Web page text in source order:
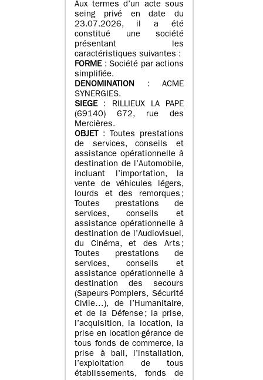
Aux termes d’un acte sous
seing privé en date du
23.07.2026, il a été
constitué une société
présentant les
caractéristiques suivantes :
FORME: Société par actions
simplifiée.
DENOMINATION : ACME
SYNERGIES.
SIEGE: RILLIEUX LA PAPE
(69140) 672, rue des
Mercières.
OBJET
: Toutes prestations
de services, conseils et
assistance opérationnelle à
destination de l’Automobile,
incluant l’importation, la
vente de véhicules légers,
lourds et des remorques ;
Toutes prestations de
services, conseils et
assistance opérationnelle à
destination de l’Audiovisuel,
du Cinéma, et des Arts ;
Toutes prestations de
services, conseils et
assistance opérationnelle à
destination des secours
(Sapeurs-Pompiers, Sécurité
Civile…), de l’Humanitaire,
et de la Défense ; la prise,
l’acquisition, la location, la
prise en location-gérance de
tous fonds de commerce, la
prise à bail, l’installation,
l’exploitation de tous
établissements, fonds de